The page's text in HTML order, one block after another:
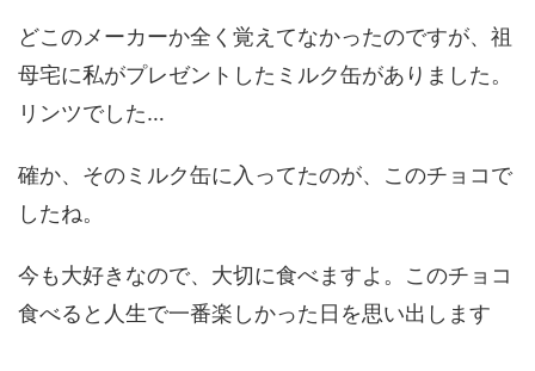
どこのメーカーか全く覚えてなかったのですが、祖
母宅に私がプレゼントしたミルク缶がありました。
リンツでした…
確か、そのミルク缶に入ってたのが、このチョコで
したね。
今も大好きなので、大切に食べますよ。このチョコ
食べると人生で一番楽しかった日を思い出します